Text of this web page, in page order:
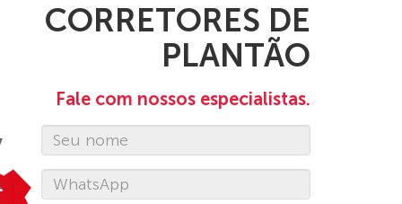
CORRETORES DE
PLANTÃO
Fale com nossos especialistas.